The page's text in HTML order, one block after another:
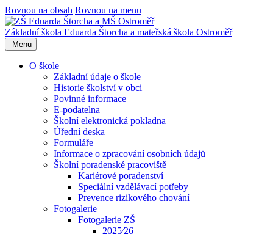
Rovnou na obsah Rovnou na menu
Základní škola Eduarda Štorcha a mateřská škola Ostroměř
Menu
O škole
Základní údaje o škole
Historie školství v obci
Povinné informace
E-podatelna
Školní elektronická pokladna
Úřední deska
Formuláře
Informace o zpracování osobních údajů
Školní poradenské pracoviště
Kariérové poradenství
Speciální vzdělávací potřeby
Prevence rizikového chování
Fotogalerie
Fotogalerie ZŠ
2025⁄26